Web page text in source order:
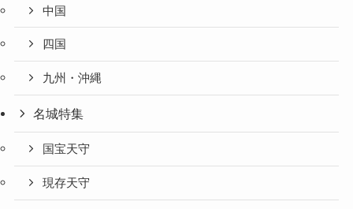
中国
四国
九州・沖縄
名城特集
国宝天守
現存天守